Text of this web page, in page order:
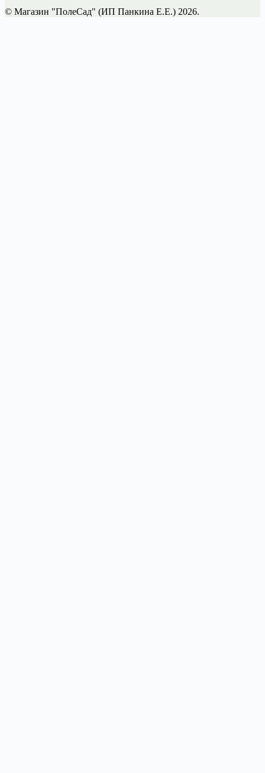
© Магазин "ПолеСад" (ИП Панкина Е.Е.) 2026.